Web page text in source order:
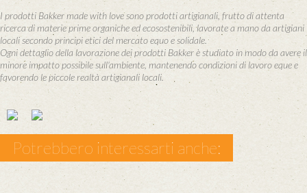
I prodotti Bakker made with love sono prodotti artigianali, frutto di attenta
ricerca di materie prime organiche ed ecosostenibili, lavorate a mano da artigiani
locali secondo principi etici del mercato equo e solidale.
Ogni dettaglio della lavorazione dei prodotti Bakker è studiato in modo da avere il
minore impatto possibile sull'ambiente, mantenendo condizioni di lavoro eque e
favorendo le piccole realtà artigianali locali.
Potrebbero interessarti anche: